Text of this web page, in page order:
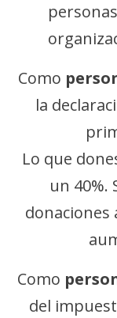
Como
la
Lo que
un 40%.
donaciones
Como
del